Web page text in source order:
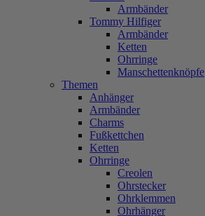
Armbänder
Tommy Hilfiger
Armbänder
Ketten
Ohrringe
Manschettenknöpfe
Themen
Anhänger
Armbänder
Charms
Fußkettchen
Ketten
Ohrringe
Creolen
Ohrstecker
Ohrklemmen
Ohrhänger